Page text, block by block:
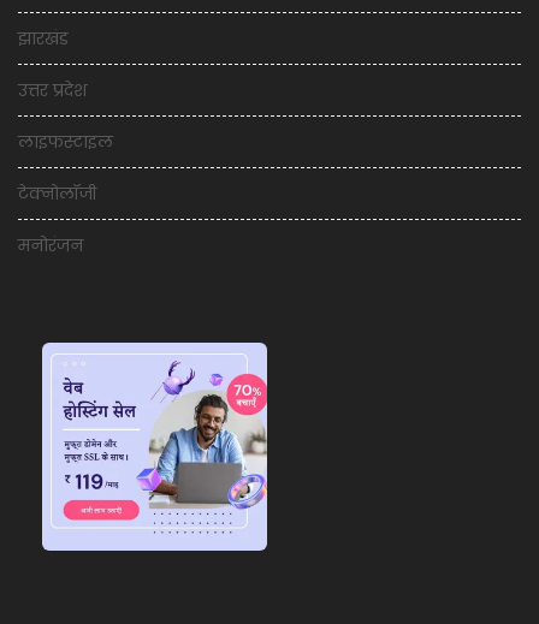
झारखंड
उत्तर प्रदेश
लाइफस्टाइल
टेक्नोलॉजी
मनोरंजन